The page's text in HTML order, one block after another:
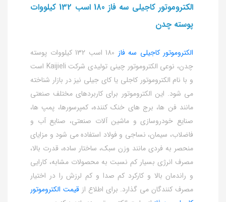
الکتروموتور کاجیلی سه فاز 180 اسب 132 کیلووات
پوسته چدن
الکتروموتور کاجیلی سه فاز
180 اسب 132 کیلووات پوسته
چدن، نوعی الکتروموتور چینی تولیدی شرکت Kaijieli است
و با نام الکتروموتور کاجلی یا کای جیلی نیز در بازار شناخته
می شود. این الکتروموتور برای کاربردهای مختلف صنعتی
مانند فن ها، برج های خنک کننده، کمپرسورها، پمپ ها،
صنایع خودروسازی و ماشین آلات صنعتی، صنایع آب و
فاضلاب، سیمان، نساجی و فولاد استفاده می شود و مزایای
منحصر به فردی مانند وزن سبک، ساختار ساده، قدرت بالا،
مصرف انرژی بسیار کم نسبت به محصولات مشابه، کارایی
و راندمان بالا و کارکرد کم صدا و کم لرزش را در اختیار
مصرف کنندگان می گذارد. برای اطلاع ازقیمت الکتروموتور